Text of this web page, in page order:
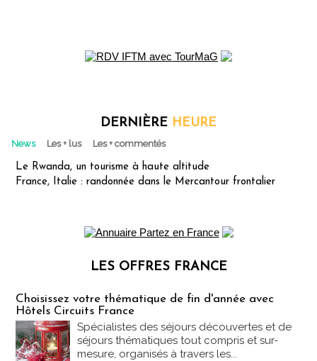
DERNIÈRE HEURE
News Les + lus Les + commentés
Le Rwanda, un tourisme à haute altitude
France, Italie : randonnée dans le Mercantour frontalier
LES OFFRES FRANCE
Choisissez votre thématique de fin d'année avec
Hôtels Circuits France
Spécialistes des séjours découvertes et de
séjours thématiques tout compris et sur-
mesure, organisés à travers les...